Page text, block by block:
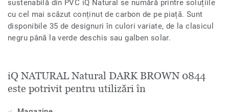
sustenabilă din PVC iQ Natural se numără printre soluțiile
cu cel mai scăzut conținut de carbon de pe piață. Sunt
disponibile 35 de designuri în culori variate, de la clasicul
negru până la verde deschis sau galben solar.
iQ NATURAL Natural DARK BROWN 0844
este potrivit pentru utilizări în